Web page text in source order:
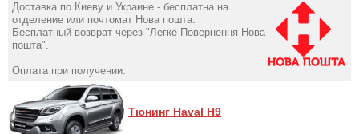
Доставка по Киеву и Украине - бесплатна на
отделение или почтомат Нова пошта.
Бесплатный возврат через "Легке Повернення Нова
пошта".
Оплата при получении.
Тюнинг Haval H9